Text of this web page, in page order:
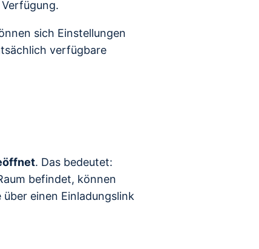
sich Einstellungen
verfügbare
. Das bedeutet:
befindet, können
einen Einladungslink